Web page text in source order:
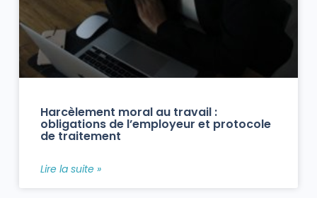
Harcèlement moral au travail :
obligations de l’employeur et protocole
de traitement
Lire la suite »